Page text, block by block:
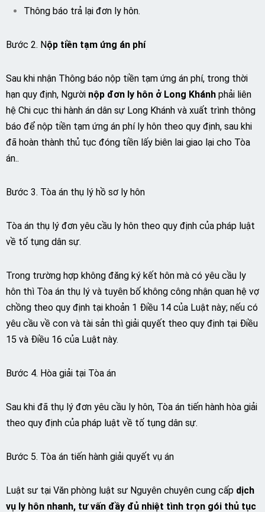
Thông báo trả lại đơn ly hôn.
Bước 2. Nộp tiền tạm ứng án phí
Sau khi nhận Thông báo nộp tiền tạm ứng án phí, trong thời
hạn quy định, Người nộp đơn ly hôn ở Long Khánh phải liên
hệ Chi cục thi hành án dân sự Long Khánh và xuất trình thông
báo để nộp tiền tạm ứng án phí ly hôn theo quy định, sau khi
đã hoàn thành thủ tục đóng tiền lấy biên lai giao lại cho Tòa
án..
Bước 3. Tòa án thụ lý hồ sơ ly hôn
Tòa án thụ lý đơn yêu cầu ly hôn theo quy định của pháp luật
về tố tụng dân sự.
Trong trường hợp không đăng ký kết hôn mà có yêu cầu ly
hôn thì Tòa án thụ lý và tuyên bố không công nhận quan hệ vợ
chồng theo quy định tại khoản 1 Điều 14 của Luật này; nếu có
yêu cầu về con và tài sản thì giải quyết theo quy định tại Điều
15 và Điều 16 của Luật này.
Bước 4. Hòa giải tại Tòa án
Sau khi đã thụ lý đơn yêu cầu ly hôn, Tòa án tiến hành hòa giải
theo quy định của pháp luật về tố tụng dân sự.
Bước 5. Tòa án tiến hành giải quyết vụ án
Luật sư tại Văn phòng luật sư Nguyên chuyên cung cấp dịch
vụ ly hôn nhanh, tư vấn đầy đủ nhiệt tình trọn gói thủ tục